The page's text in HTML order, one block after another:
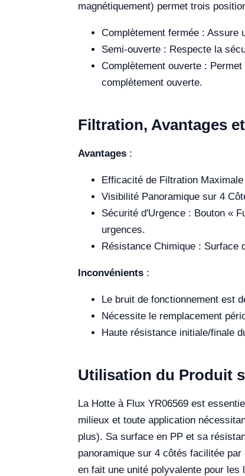
magnétiquement) permet trois
Complètement fermée : Assure
Semi-ouverte : Respecte la
Complètement ouverte :
complètement ouverte.
Filtration, Avantages
Avantages :
Efficacité de Filtration
Visibilité Panoramique sur 4
Sécurité d'Urgence : Bouton «
urgences.
Résistance Chimique : Surface
Inconvénients :
Le bruit de fonctionnement est
Nécessite le remplacement
Haute résistance initiale/finale
Utilisation du Produit
La Hotte à Flux YR06569 est
milieux et toute application
plus). Sa surface en PP et sa
panoramique sur 4 côtés facilitée
en fait une unité polyvalente pour